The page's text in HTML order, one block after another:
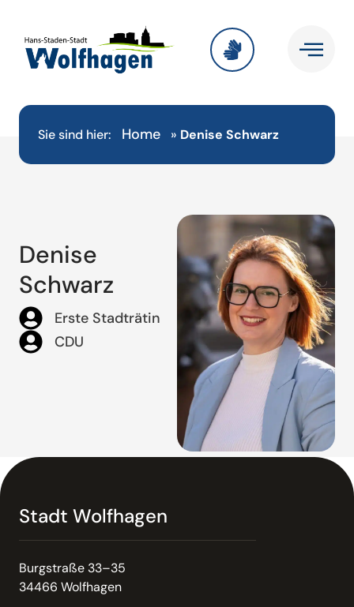
Sie sind hier: Home » Denise Schwarz
Denise
Schwarz
Erste Stadträtin
CDU
Stadt Wolfhagen
Burgstraße 33–35
34466 Wolfhagen